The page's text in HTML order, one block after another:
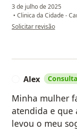
3 de julho de 2025
• Clinica da Cidade -
na opinião do utilizador
Solicitar revisão
Alex
Minha mulher
atendida e que
levou o meu